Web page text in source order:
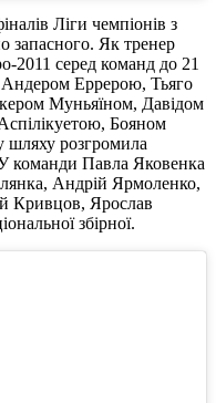
Ліги чемпіонів з
запасного. Як тренер
2011 серед команд до 21
Андером Еррерою, Тьяго
Муньяїном, Давідом
Бояном
шляху розгромила
команди Павла Яковенка
Андрій Ярмоленко,
Кривцов, Ярослав
збірної.